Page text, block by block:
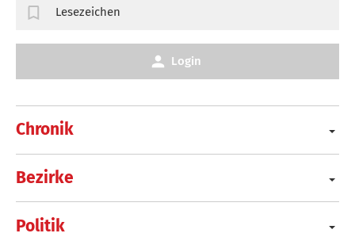
Chronik
Bezirke
Politik
Lesezeichen
Login